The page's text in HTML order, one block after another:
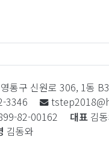
통구 신원로 306, 1동
3346
82-00162 대표 김
김동와